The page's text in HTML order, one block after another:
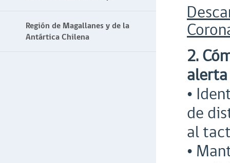
Región de Magallanes y de la
Antártica Chilena
2.
•
de
al
•